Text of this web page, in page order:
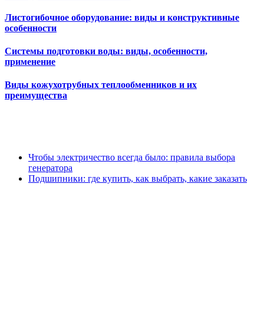
Листогибочное оборудование: виды и конструктивные
особенности
Системы подготовки воды: виды, особенности,
применение
Виды кожухотрубных теплообменников и их
преимущества
Чтобы электричество всегда было: правила выбора
генератора
Подшипники: где купить, как выбрать, какие заказать